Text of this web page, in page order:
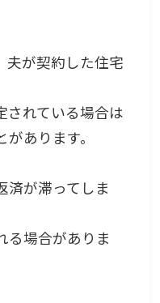
夫が契約した住宅
されている場合は
あります。
済が滞ってしま
る場合がありま